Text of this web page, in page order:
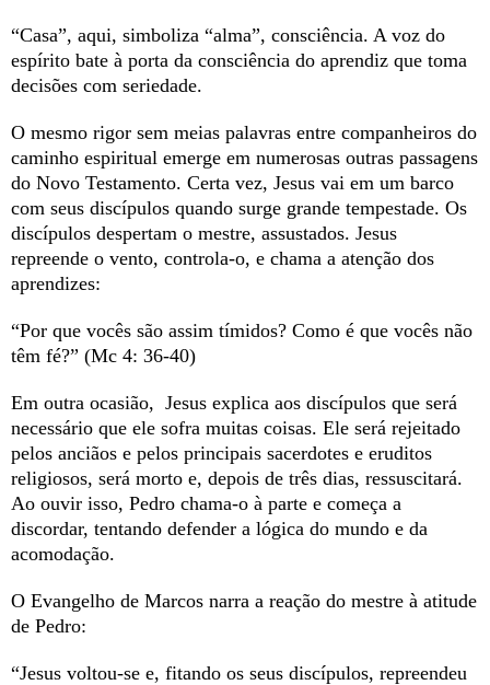
“Casa”, aqui, simboliza “alma”, consciência. A voz do
espírito bate à porta da consciência do aprendiz que toma
decisões com seriedade.
O mesmo rigor sem meias palavras entre companheiros do
caminho espiritual emerge em numerosas outras passagens
do Novo Testamento. Certa vez, Jesus vai em um barco
com seus discípulos quando surge grande tempestade. Os
discípulos despertam o mestre, assustados. Jesus
repreende o vento, controla-o, e chama a atenção dos
aprendizes:
“Por que vocês são assim tímidos? Como é que vocês não
têm fé?” (Mc 4: 36-40)
Em outra ocasião, Jesus explica aos discípulos que será
necessário que ele sofra muitas coisas. Ele será rejeitado
pelos anciãos e pelos principais sacerdotes e eruditos
religiosos, será morto e, depois de três dias, ressuscitará.
Ao ouvir isso, Pedro chama-o à parte e começa a
discordar, tentando defender a lógica do mundo e da
acomodação.
O Evangelho de Marcos narra a reação do mestre à atitude
de Pedro:
“Jesus voltou-se e, fitando os seus discípulos, repreendeu